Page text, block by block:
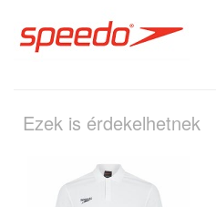
Ezek is érdekelhetnek